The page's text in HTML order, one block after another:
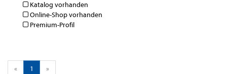
Katalog vorhanden
Online-Shop vorhanden
Premium-Profil
« 1 »